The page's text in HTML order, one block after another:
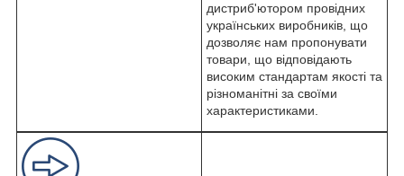
дистриб'ютором провідних
українських виробників, що
дозволяє нам пропонувати
товари, що відповідають
високим стандартам якості та
різноманітні за своїми
характеристиками.